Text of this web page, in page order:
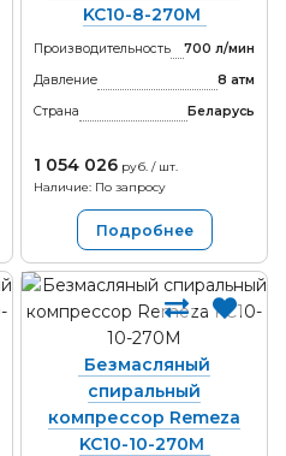
KC10-8-270М
Производительность
700 л/мин
Давление
8 атм
Страна
Беларусь
1 054 026 руб. / шт.
Наличие: По запросу
Подробнее
Безмасляный
спиральный
компрессор Remeza
KC10-10-270М